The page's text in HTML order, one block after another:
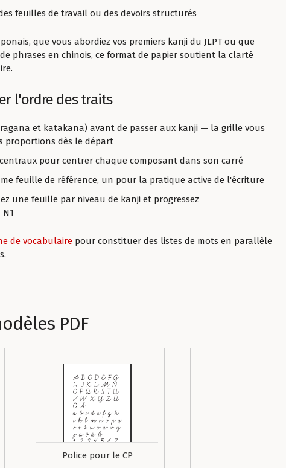
feuilles de travail ou des devoirs structurés
que vous abordiez vos premiers kanji du JLPT ou que
phrases en chinois, ce format de papier soutient la clarté
l'ordre des traits
et katakana) avant de passer aux kanji — la grille vous
proportions dès le départ
pour centrer chaque composant dans son carré
feuille de référence, un pour la pratique active de l'écriture
une feuille par niveau de kanji et progressez
de vocabulaire pour constituer des listes de mots en parallèle
PDF
Police pour le CP